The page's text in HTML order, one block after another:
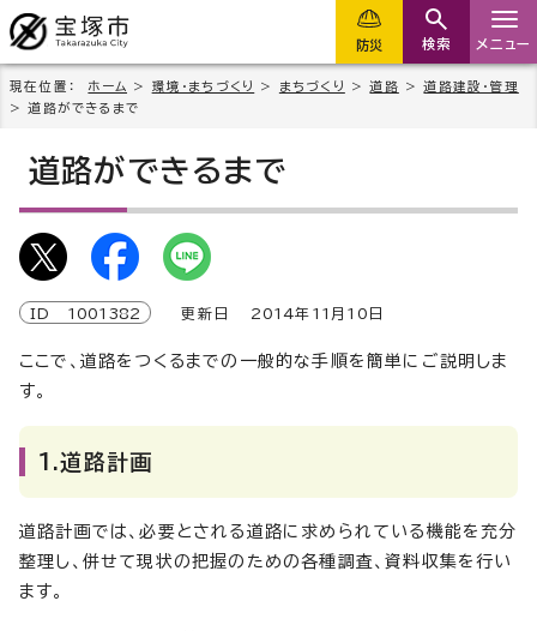
防災 検索 メニュー
現在位置： ホーム > 環境・まちづくり > まちづくり >道路 >道路建設・管理
> 道路ができるまで
道路ができるまで
ID 1001382 更新日 2014年 11 月 10 日
ここで、道路をつくるまでの一般的な手順を簡単にご説明しま
す。
1.道路計画
道路計画では、必要とされる道路に求められている機能を充分
整理し、併せて現状の把握のための各種調査、資料収集を行い
ます。